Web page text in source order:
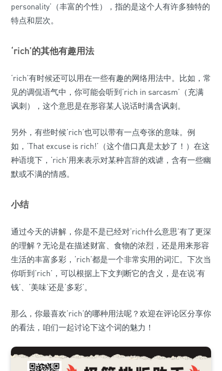
personality’（丰富的个性），指的是这个人有许多独特的
特点和层次。
‘rich’的其他有趣用法
‘rich’有时候还可以用在一些有趣的网络用法中。比如，常
见的调侃语气中，你可能会听到‘rich in sarcasm’（充满
讽刺），这个意思是在形容某人说话时满含讽刺。
另外，有些时候‘rich’也可以带有一点夸张的意味。例
如，‘That excuse is rich!’（这个借口真是太妙了！）在这
种语境下，‘rich’用来表示对某种言辞的戏谑，含有一些幽
默或不满的情感。
小结
通过今天的讲解，你是不是已经对‘rich什么意思’有了更深
的理解？无论是在描述财富、食物的浓烈，还是用来形容
生活的丰富多彩，‘rich’都是一个非常实用的词汇。下次当
你听到‘rich’，可以根据上下文判断它的含义，是在说‘有
钱’、‘美味’还是‘多彩’。
那么，你最喜欢‘rich’的哪种用法呢？欢迎在评论区分享你
的看法，咱们一起讨论下这个词的魅力！